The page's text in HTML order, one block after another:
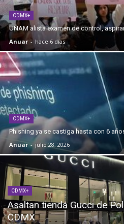
CDMX+
UNAM alista examen de control,
Anuar - hace 6 días
CDMX+
Phishing ya se castiga hasta con 6
Anuar - julio 28, 2026
CDMX+
Asaltan tienda Gucci de
CDMX